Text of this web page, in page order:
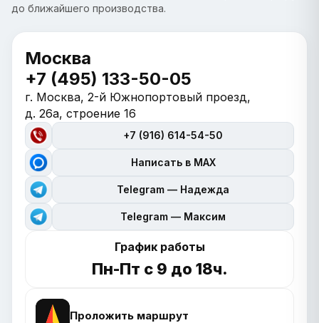
до ближайшего производства.
Москва
+7 (495) 133-50-05
г. Москва, 2-й Южнопортовый проезд,
д. 26а, строение 16
+7 (916) 614-54-50
Написать в MAX
Telegram — Надежда
Telegram — Максим
График работы
Пн-Пт с 9 до 18ч.
Проложить маршрут